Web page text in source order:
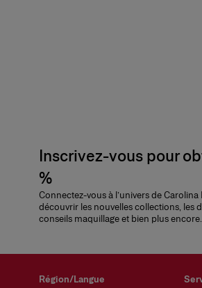
Inscrivez-vous pour
%
Connectez-vous à l’univers de
découvrir les nouvelles collections, les
conseils maquillage et bien plus encore.
Région/Langue